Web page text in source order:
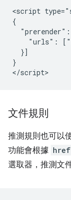
<script
{
"urls":
  }]
}
文件規則
推測規則也可以
功能會根據 href
選取器，推測文